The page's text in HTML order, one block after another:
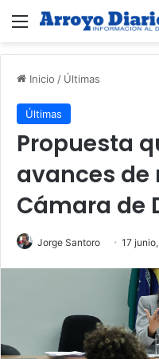
Menú
Inicio / Últimas
Últimas
Propuesta
avances de
Cámara de
Jorge Santoro 17